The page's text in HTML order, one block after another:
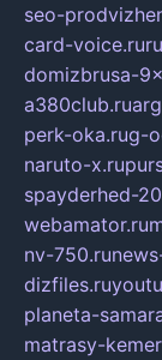
seo-
card-voice.ru
domizbrusa-
a380club.ru
perk-oka.rug-
naruto-x.ru
spayderhed-
webamator.ru
nv-750.ru
dizfiles.ru
planeta-
matrasy-